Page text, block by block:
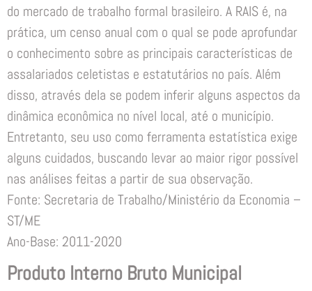
do mercado de trabalho formal brasileiro. A RAIS é, na
prática, um censo anual com o qual se pode aprofundar
o conhecimento sobre as principais características de
assalariados celetistas e estatutários no país. Além
disso, através dela se podem inferir alguns aspectos da
dinâmica econômica no nível local, até o município.
Entretanto, seu uso como ferramenta estatística exige
alguns cuidados, buscando levar ao maior rigor possível
nas análises feitas a partir de sua observação.
Fonte: Secretaria de Trabalho/Ministério da Economia –
ST/ME
Ano-Base: 2011-2020
Produto Interno Bruto Municipal